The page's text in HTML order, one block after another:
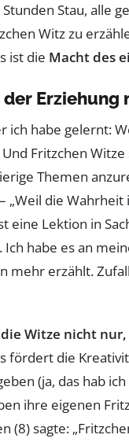
Stau, alle
Witz zu
ist die Macht des
Erziehung
ich habe gelernt:
Fritzchen
Themen
„Weil die
eine Lektion in
habe es an
mehr erzählt.
Witze nicht
fördert die
(ja, das hab
ihre eigenen
(8) sagte: